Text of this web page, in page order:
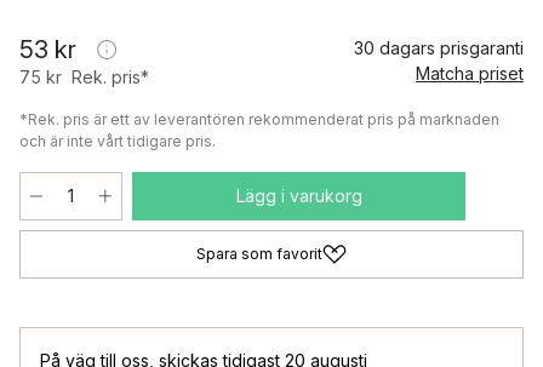
53 kr
75 kr Rek. pris*
30 dagars prisgaranti
Matcha priset
*Rek. pris är ett av leverantören rekommenderat pris på marknaden
och är inte vårt tidigare pris.
Lägg i varukorg
Spara som favorit
På väg till oss skickas tidigast 20 augusti